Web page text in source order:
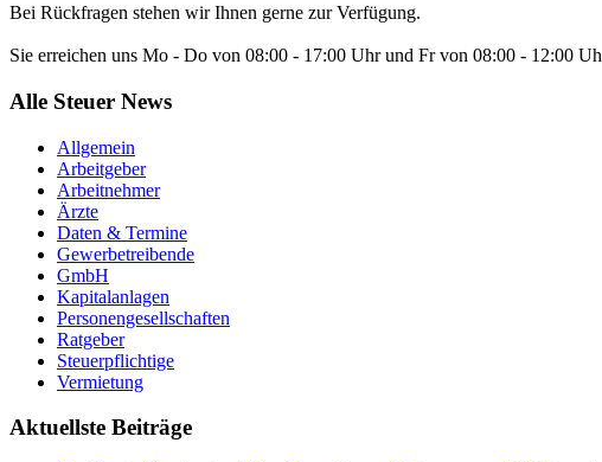
Bei Rückfragen stehen wir Ihnen gerne zur Verfügung.
Sie erreichen uns Mo - Do von 08:00 - 17:00 Uhr und Fr von 08:00 - 12:00
Alle Steuer News
Allgemein
Arbeitgeber
Arbeitnehmer
Ärzte
Daten & Termine
Gewerbetreibende
GmbH
Kapitalanlagen
Personengesellschaften
Ratgeber
Steuerpflichtige
Vermietung
Aktuellste Beiträge